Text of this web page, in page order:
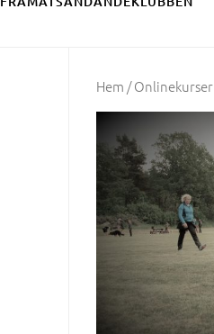
Hem /Onlinekurser